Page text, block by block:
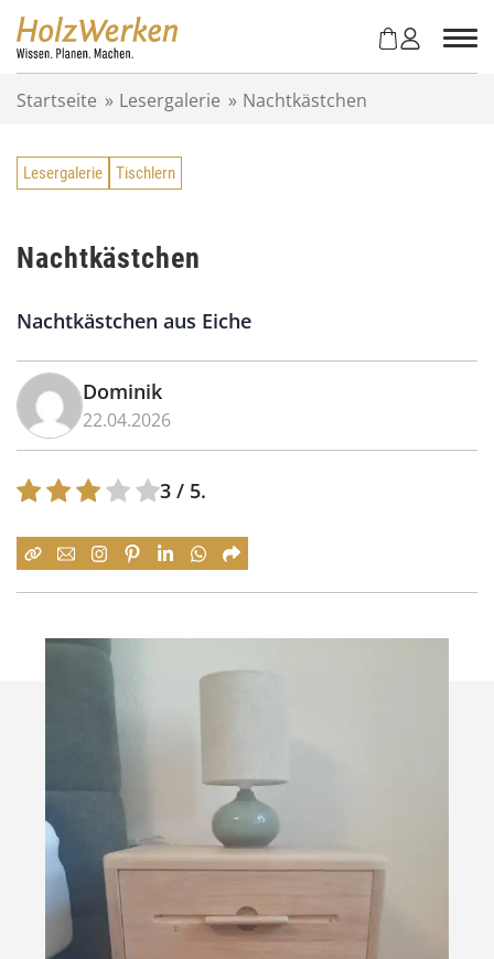
Startseite » Lesergalerie » Nachtkästchen
Lesergalerie Tischlern
Nachtkästchen
Nachtkästchen aus Eiche
Dominik
22.04.2026
3 / 5.